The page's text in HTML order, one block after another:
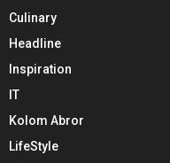
Culinary
Headline
Inspiration
IT
Kolom Abror
LifeStyle